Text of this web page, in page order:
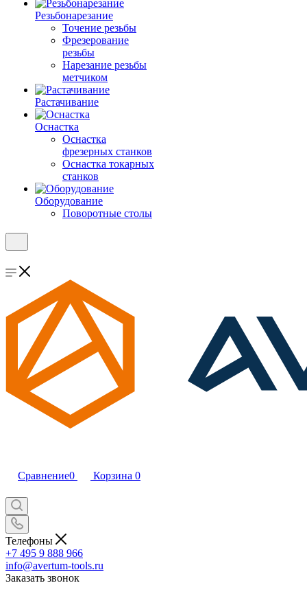
Резьбонарезание
Точение резьбы
Фрезерование
резьбы
Нарезание резьбы
метчиком
Растачивание
Оснастка
Оснастка
фрезерных станков
Оснастка токарных
станков
Оборудование
Поворотные столы
Сравнение0 Корзина 0
Телефоны
+7 495 9 888 966
info@avertum-tools.ru
Заказать звонок